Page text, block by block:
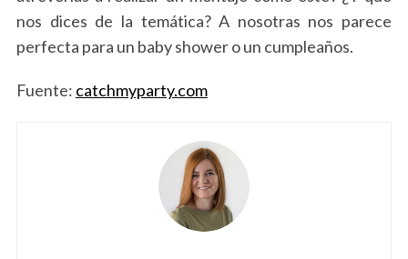
nos dices de la temática? A nosotras nos parece
perfecta para un baby shower o un cumpleaños.
Fuente: catchmyparty.com